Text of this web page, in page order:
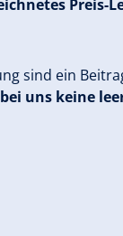
Preis-
sind ein
uns keine